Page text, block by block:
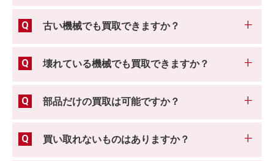
古い機械でも買取できますか？
壊れている機械でも買取できますか？
部品だけの買取は可能ですか？
買い取れないものはありますか？